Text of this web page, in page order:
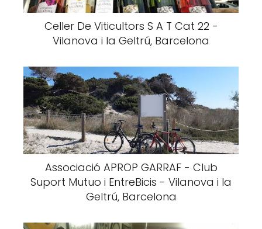
Celler De Viticultors S A T Cat 22 -
Vilanova i la Geltrú, Barcelona
Associació APROP GARRAF - Club
Suport Mutuo i EntreBicis - Vilanova i la
Geltrú, Barcelona